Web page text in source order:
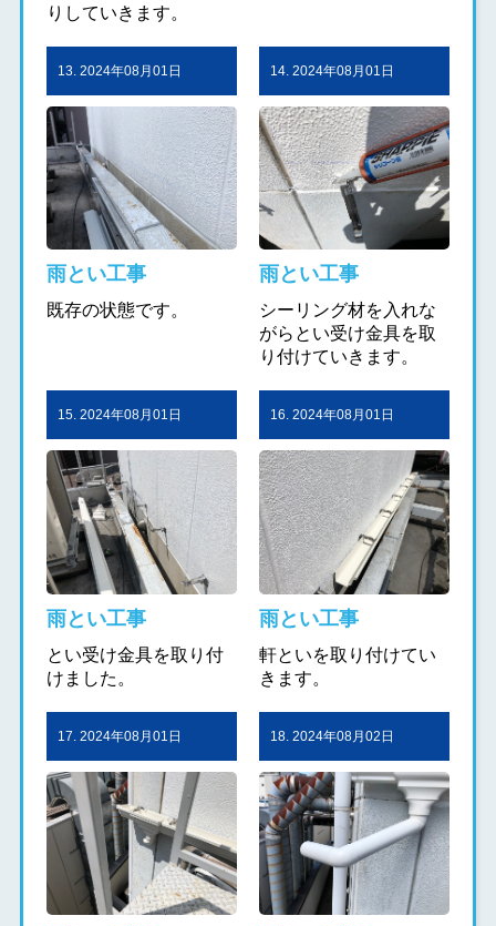
りしていきます。
13. 2024年08月01日
雨とい工事
既存の状態です。
14. 2024年08月01日
雨とい工事
シーリング材を入れな
がらとい受け金具を取
り付けていきます。
15. 2024年08月01日
雨とい工事
とい受け金具を取り付
けました。
16. 2024年08月01日
雨とい工事
軒といを取り付けてい
きます。
17. 2024年08月01日 18. 2024年08月02日